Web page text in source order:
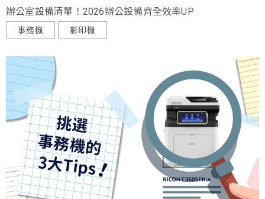
辦公室設備清單！2026辦公設備齊全效率UP
事務機 影印機